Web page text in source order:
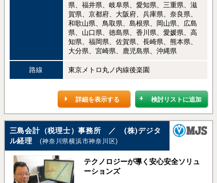
県、福井県、岐阜県、愛知県、三重県、滋
賀県、京都府、大阪府、兵庫県、奈良県、
和歌山県、鳥取県、島根県、岡山県、広島
県、山口県、徳島県、香川県、愛媛県、高
知県、福岡県、佐賀県、長崎県、熊本県、
大分県、宮崎県、鹿児島県、沖縄県
路線 東京メトロ丸ノ内線後楽園
検討リストに追加
詳細を表示する
三島会計（税理士）事務所 ／ (株)デジタ
ル経理
(神奈川県横浜市神奈川区)
テクノロジーが導く安心安全ソリュ
ーションズ